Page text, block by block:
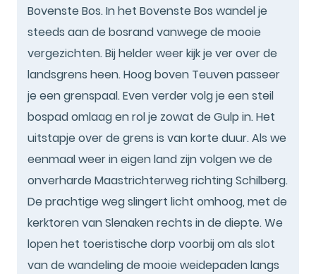
Bovenste Bos. In het Bovenste Bos wandel je
steeds aan de bosrand vanwege de mooie
vergezichten. Bij helder weer kijk je ver over de
landsgrens heen. Hoog boven Teuven passeer
je een grenspaal. Even verder volg je een steil
bospad omlaag en rol je zowat de Gulp in. Het
uitstapje over de grens is van korte duur. Als we
eenmaal weer in eigen land zijn volgen we de
onverharde Maastrichterweg richting Schilberg.
De prachtige weg slingert licht omhoog, met de
kerktoren van Slenaken rechts in de diepte. We
lopen het toeristische dorp voorbij om als slot
van de wandeling de mooie weidepaden langs